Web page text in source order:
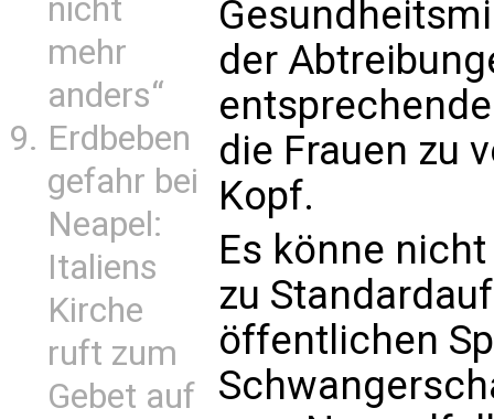
nicht
mehr
anders“
Erdbeben
gefahr bei
Neapel:
Italiens
Kirche
ruft zum
Gebet auf
der
die Frauen zu
Kopf.
Es könne
zu
öffentlichen